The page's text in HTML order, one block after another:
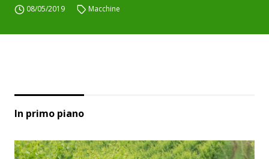
08/05/2019 Macchine
In primo piano